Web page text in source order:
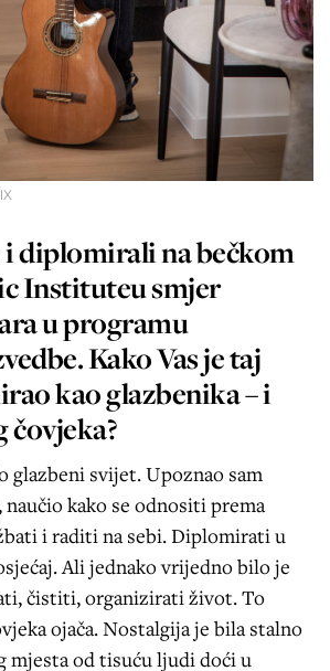
diplomirali na bečkom
Instituteu smjer
u programu
Kako Vas je taj
kao glazbenika – i
čovjeka?
glazbeni svijet. Upoznao sam
naučio kako se odnositi prema
i raditi na sebi. Diplomirati u
Ali jednako vrijedno bilo je
čistiti, organizirati život. To
ojača. Nostalgija je bila stalno
mjesta od tisuću ljudi doći u